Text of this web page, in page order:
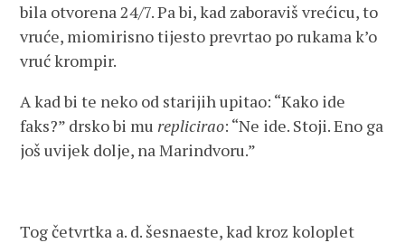
bila otvorena 24/7. Pa bi, kad zaboraviš vrećicu, to
vruće, miomirisno tijesto prevrtao po rukama k’o
vruć krompir.
A kad bi te neko od starijih upitao: “Kako ide
faks?” drsko bi mu replicirao: “Ne ide. Stoji. Eno ga
još uvijek dolje, na Marindvoru.”
Tog četvrtka a. d. šesnaeste, kad kroz koloplet